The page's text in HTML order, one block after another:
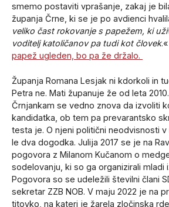
smemo postaviti vprašanje, zakaj je
županja Črne, ki se je po avdienci
veliko čast rokovanje s papežem, ki
voditelj katoličanov pa tudi kot človek.«
papež ugleden, bo pa že držalo.
Županja Romana Lesjak ni kdorkoli in
Petra ne. Mati županuje že od leta
Črnjankam se vedno znova da izvoliti
kandidatka, ob tem pa prevarantsko
testa je. O njeni politični neodvisnosti
le dva dogodka. Julija 2017 se je na
pogovora z Milanom Kučanom o
sodelovanju, ki so ga organizirali mladi
Pogovora so se udeležili številni člani
sekretar ZZB NOB. V maju 2022 je na
titovko, na kateri je žarela zločinska